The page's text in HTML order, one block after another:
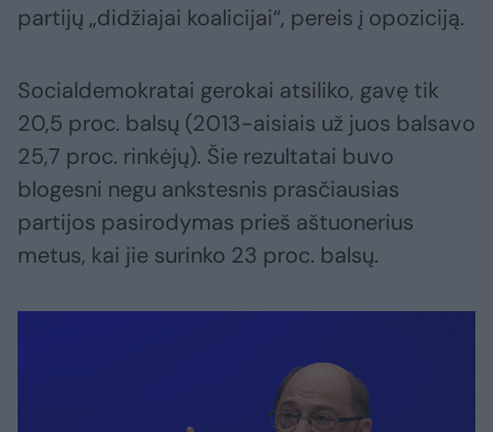
partijų „didžiajai koalicijai“, pereis į opoziciją.
Socialdemokratai gerokai atsiliko, gavę tik
20,5 proc. balsų (2013-aisiais už juos balsavo
25,7 proc. rinkėjų). Šie rezultatai buvo
blogesni negu ankstesnis prasčiausias
partijos pasirodymas prieš aštuonerius
metus, kai jie surinko 23 proc. balsų.